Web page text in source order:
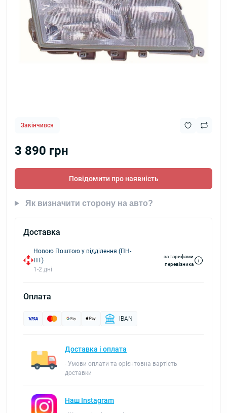
Закінчився
3 890 грн
Повідомити про наявність
Як визначити сторону на авто?
Доставка
Новою Поштою у відділення (ПН-
ПТ)
1-2 дні
за тарифами
перевізника
Оплата
IBAN
Доставка і оплата
- Умови оплати та орієнтовна вартість
доставки
Наш Instagram